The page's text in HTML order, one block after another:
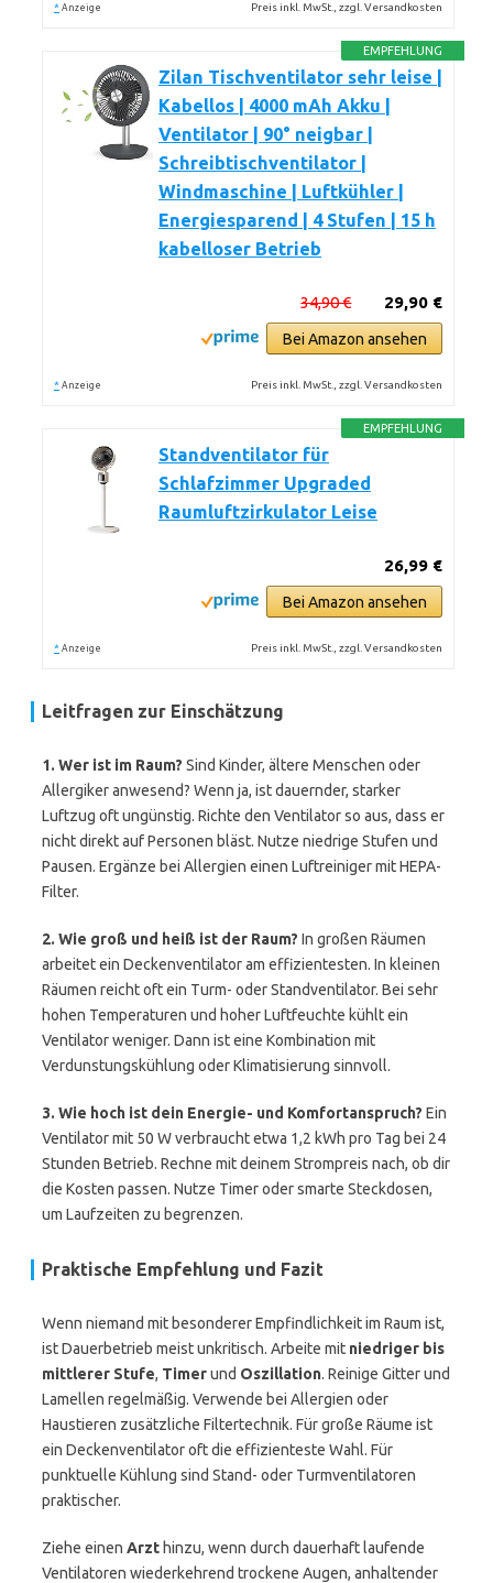
* Anzeige Preis inkl. MwSt., zzgl. Versandkosten
EMPFEHLUNG
Zilan Tischventilator sehr leise |
Kabellos | 4000 mAh Akku |
Ventilator | 90° neigbar |
Schreibtischventilator |
Windmaschine | Luftkühler |
Energiesparend | 4 Stufen | 15 h
kabelloser Betrieb
29,90 €
34,90 €
Bei Amazon ansehen
* Anzeige Preis inkl. MwSt., zzgl. Versandkosten
EMPFEHLUNG
Standventilator für
Schlafzimmer Upgraded
Raumluftzirkulator Leise
26,99 €
Bei Amazon ansehen
* Anzeige Preis inkl. MwSt., zzgl. Versandkosten
Leitfragen zur Einschätzung
1. Wer ist im Raum? Sind Kinder, ältere Menschen oder
Allergiker anwesend? Wenn ja, ist dauernder, starker
Luftzug oft ungünstig. Richte den Ventilator so aus, dass er
nicht direkt auf Personen bläst. Nutze niedrige Stufen und
Pausen. Ergänze bei Allergien einen Luftreiniger mit HEPA-
Filter.
2. Wie groß und heiß ist der Raum? In großen Räumen
arbeitet ein Deckenventilator am effizientesten. In kleinen
Räumen reicht oft ein Turm- oder Standventilator. Bei sehr
hohen Temperaturen und hoher Luftfeuchte kühlt ein
Ventilator weniger. Dann ist eine Kombination mit
Verdunstungskühlung oder Klimatisierung sinnvoll.
3. Wie hoch ist dein Energie- und Komfortanspruch? Ein
Ventilator mit 50 W verbraucht etwa 1,2 kWh pro Tag bei 24
Stunden Betrieb. Rechne mit deinem Strompreis nach, ob dir
die Kosten passen. Nutze Timer oder smarte Steckdosen,
um Laufzeiten zu begrenzen.
Praktische Empfehlung und Fazit
Wenn niemand mit besonderer Empfindlichkeit im Raum ist,
ist Dauerbetrieb meist unkritisch. Arbeite mit niedriger bis
mittlerer Stufe, Timerund Oszillation. Reinige Gitter und
Lamellen regelmäßig. Verwende bei Allergien oder
Haustieren zusätzliche Filtertechnik. Für große Räume ist
ein Deckenventilator oft die effizienteste Wahl. Für
punktuelle Kühlung sind Stand- oder Turmventilatoren
praktischer.
Ziehe einen Arzt hinzu, wenn durch dauerhaft laufende
Ventilatoren wiederkehrend trockene Augen, anhaltender